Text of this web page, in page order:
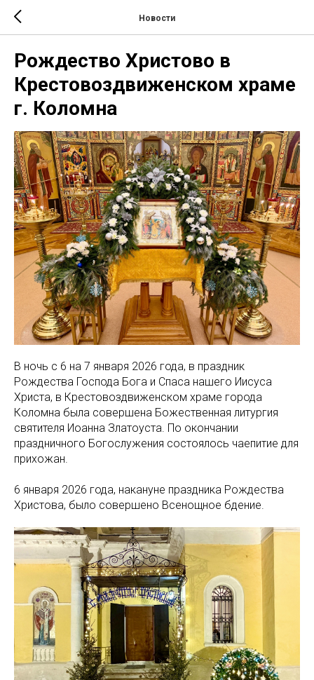
Новости
Рождество Христово в
Крестовоздвиженском храме
г. Коломна
В ночь с 6 на 7 января 2026 года, в праздник
Рождества Господа Бога и Спаса нашего Иисуса
Христа, в Крестовоздвиженском храме города
Коломна была совершена Божественная литургия
святителя Иоанна Златоуста. По окончании
праздничного Богослужения состоялось чаепитие для
прихожан.
6 января 2026 года, накануне праздника Рождества
Христова, было совершено Всенощное бдение.